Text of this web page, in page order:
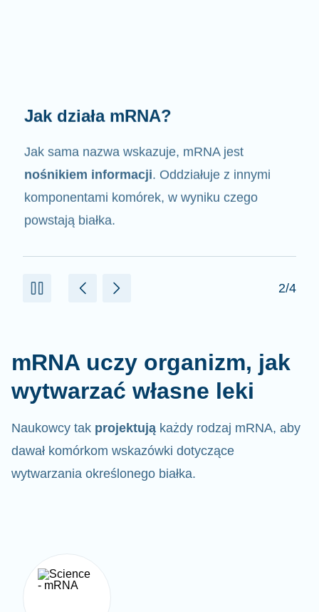
Jak działa mRNA?
Jak sama nazwa wskazuje, mRNA jest
nośnikiem informacji. Oddziałuje z innymi
komponentami komórek, w wyniku czego
powstają białka.
2/4
mRNA uczy organizm, jak
wytwarzać własne leki
Naukowcy tak projektują każdy rodzaj mRNA, aby
dawał komórkom wskazówki dotyczące
wytwarzania określonego białka.